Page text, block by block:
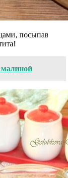
посыпав
малиной